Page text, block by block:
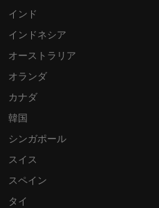
インド
インドネシア
オーストラリア
オランダ
カナダ
韓国
シンガポール
スイス
スペイン
タイ